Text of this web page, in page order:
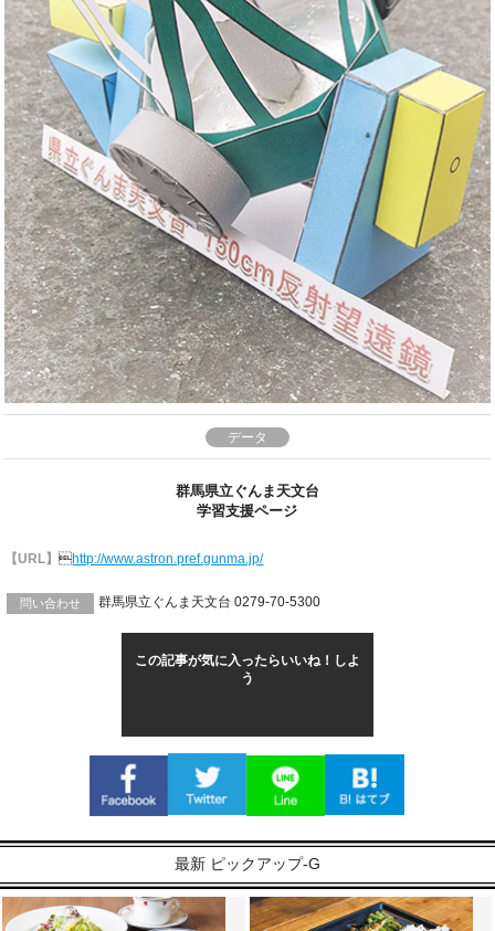
データ
群馬県立ぐんま天文台
学習支援ページ
【URL】http://www.astron.pref.gunma.jp/
問い合わせ 群馬県立ぐんま天文台 0279-70-5300
この記事が気に入ったらいいね！しよ
う
最新 ピックアップ-G